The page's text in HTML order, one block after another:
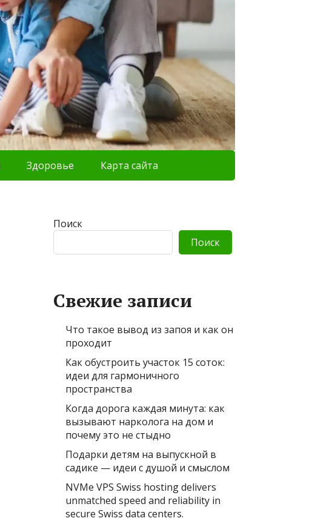
Здоровье Карта сайта
Поиск
Поиск
Свежие записи
Что такое вывод из запоя и как он
проходит
Как обустроить участок 15 соток:
идеи для гармоничного
пространства
Когда дорога каждая минута: как
вызывают нарколога на дом и
почему это не стыдно
Подарки детям на выпускной в
садике — идеи с душой и смыслом
NVMe VPS Swiss hosting delivers
unmatched speed and reliability in
secure Swiss data centers.